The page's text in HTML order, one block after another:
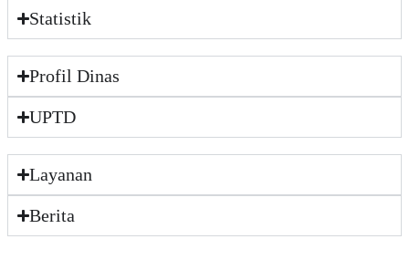
Statistik
Profil Dinas
UPTD
Layanan
Berita